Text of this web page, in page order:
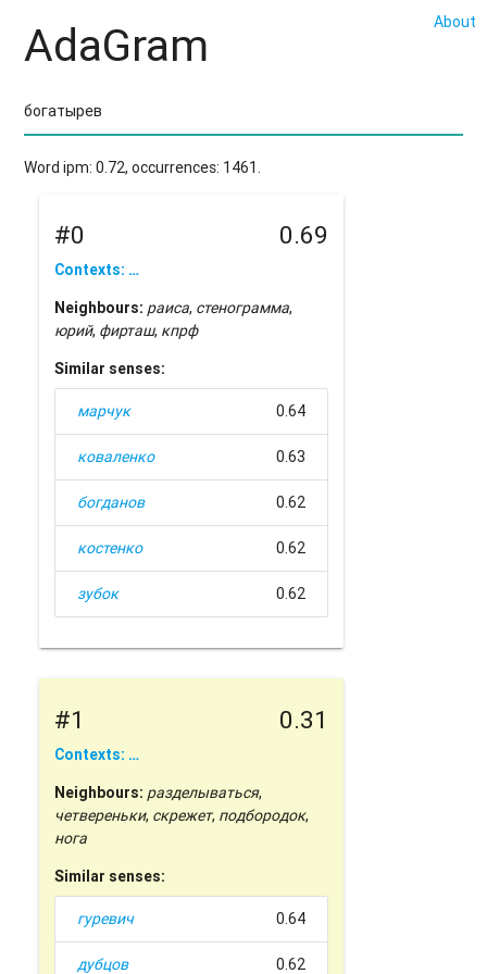
About
AdaGram
Word ipm: 0.72, occurrences: 1461.
#0 0.69
Contexts: …
Neighbours: раиса, стенограмма,
юрий, фирташ, кпрф
Similar senses:
марчук 0.64
коваленко 0.63
богданов 0.62
костенко 0.62
зубок 0.62
#1 0.31
Contexts: …
Neighbours: разделываться,
четвереньки, скрежет, подбородок,
нога
Similar senses:
гуревич 0.64
дубцов 0.62